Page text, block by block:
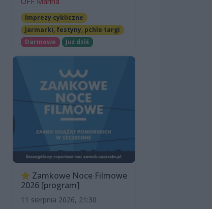
Imprezy cykliczne
Jarmarki, festyny, pchle targi
Darmowe
Już dziś
Zamkowe Noce Filmowe
2026 [program]
11 sierpnia 2026, 21:30